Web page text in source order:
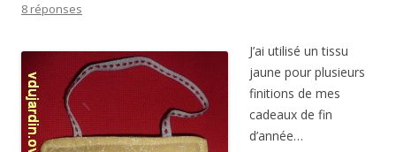
8 réponses
J’ai utilisé un tissu
jaune pour plusieurs
finitions de mes
cadeaux de fin
d’année…